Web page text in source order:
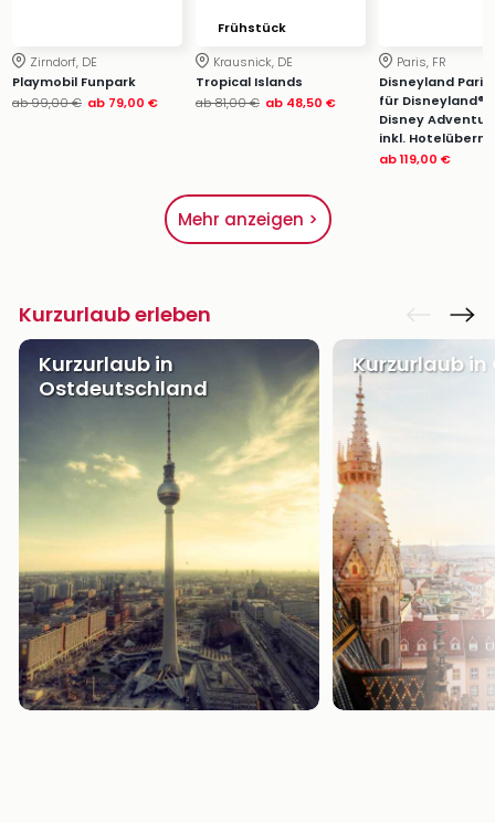
Zirndorf, DE
Playmobil Funpark
ab99,00 € ab 79,00 €
Frühstück
Krausnick, DE
Tropical Islands
ab81,00 € ab 48,50 €
Paris, FR
Disneyland
für Disneyland®
Disney
inkl.
ab119,00 €
Mehr anzeigen >
Kurzurlaub erleben
Kurzurlaub in
Ostdeutschland
Kurzurlaub in